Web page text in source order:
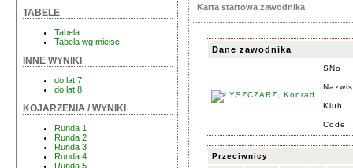
TABELE
Tabela
Tabela wg miejsc
INNE WYNIKI
do lat 7
do lat 8
KOJARZENIA / WYNIKI
Runda 1
Runda 2
Runda 3
Runda 4
Runda 5
Karta startowa zawodnika
Dane zawodnika
SNo
Klub
Code
Przeciwnicy